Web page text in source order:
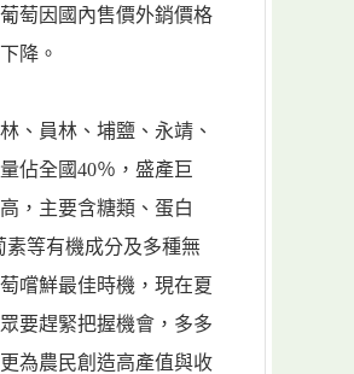
萄因國內售價外銷價格
降。
、員林、埔鹽、永靖、
佔全國40％，盛產巨
，主要含糖類、蛋白
素等有機成分及多種無
嚐鮮最佳時機，現在夏
要趕緊把握機會，多多
為農民創造高產值與收